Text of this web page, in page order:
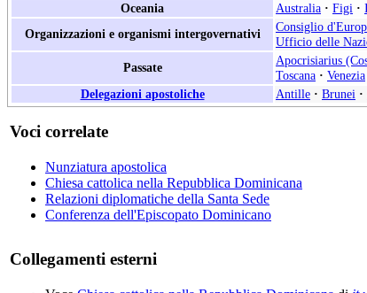
Oceania
Australia · Figi ·
Organizzazioni e organismi intergovernativi
Consiglio
Ufficio delle
Passate
Apocrisiarius
Toscana · Venezia
Delegazioni apostoliche
Antille · Brunei ·
Voci correlate
Nunziatura apostolica
Chiesa cattolica nella Repubblica Dominicana
Relazioni diplomatiche della Santa Sede
Conferenza dell'Episcopato Dominicano
Collegamenti esterni